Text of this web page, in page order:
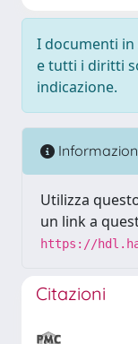
I documenti in
e tutti i diritti
indicazione.
Utilizza
un link a
https://
Citazioni